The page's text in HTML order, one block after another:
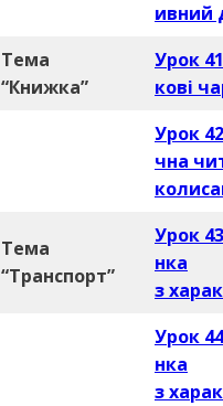
ивний
Тема
“Книжка”
Урок
кові
Урок
чна
Тема
“Транспорт”
Урок
нка
з
Урок
нка
з